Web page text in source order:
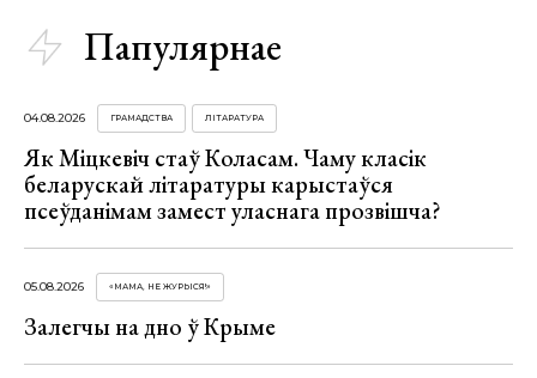
Папулярнае
04.08.2026 ГРАМАДСТВА ЛІТАРАТУРА
Як Міцкевіч стаў Коласам. Чаму класік
беларускай літаратуры карыстаўся
псеўданімам замест уласнага прозвішча?
05.08.2026 «МАМА, НЕ ЖУРЫСЯ!»
Залегчы на дно ў Крыме